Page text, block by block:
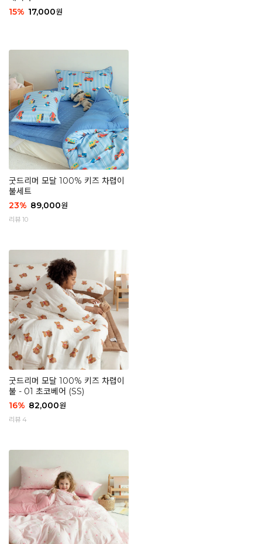
15% 17,000원
굿드리머 모달 100% 키즈 차렵이
불세트
23% 89,000원
리뷰 10
굿드리머 모달 100% 키즈 차렵이
불 - 01 초코베어 (SS)
16% 82,000원
리뷰 4